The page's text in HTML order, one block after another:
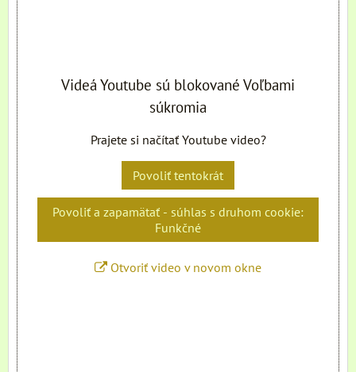
Videá Youtube sú blokované Voľbami
súkromia
Prajete si načítať Youtube video?
Povoliť tentokrát
Povoliť a zapamätať - súhlas s druhom cookie:
Funkčné
Otvoriť video v novom okne